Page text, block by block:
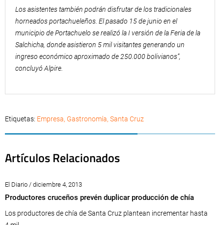
Los asistentes también podrán disfrutar de los tradicionales
horneados portachueleños. El pasado 15 de junio en el
municipio de Portachuelo se realizó la I versión de la Feria de la
Salchicha, donde asistieron 5 mil visitantes generando un
ingreso económico aproximado de 250.000 bolivianos”,
concluyó Alpire.
Etiquetas: Empresa, Gastronomía, Santa Cruz
Artículos Relacionados
El Diario / diciembre 4, 2013
Productores cruceños prevén duplicar producción de chía
Los productores de chía de Santa Cruz plantean incrementar hasta